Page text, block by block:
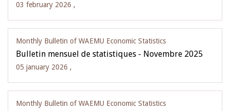
03 february 2026 ,
Monthly Bulletin of WAEMU Economic Statistics
Bulletin mensuel de statistiques - Novembre 2025
05 january 2026 ,
Monthly Bulletin of WAEMU Economic Statistics